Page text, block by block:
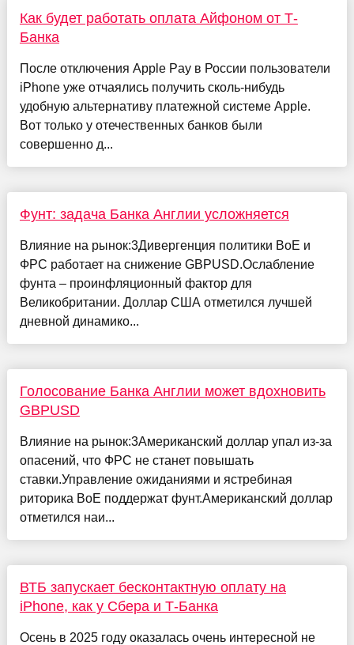
Как будет работать оплата Айфоном от Т-
Банка
После отключения Apple Pay в России пользователи
iPhone уже отчаялись получить сколь-нибудь
удобную альтернативу платежной системе Apple.
Вот только у отечественных банков были
совершенно д...
Фунт: задача Банка Англии усложняется
Влияние на рынок:3Дивергенция политики BoE и
ФРС работает на снижение GBPUSD.Ослабление
фунта – проинфляционный фактор для
Великобритании. Доллар США отметился лучшей
дневной динамико...
Голосование Банка Англии может вдохновить
GBPUSD
Влияние на рынок:3Американский доллар упал из-за
опасений, что ФРС не станет повышать
ставки.Управление ожиданиями и ястребиная
риторика BoE поддержат фунт.Американский доллар
отметился наи...
ВТБ запускает бесконтактную оплату на
iPhone, как у Сбера и Т-Банка
Осень в 2025 году оказалась очень интересной не